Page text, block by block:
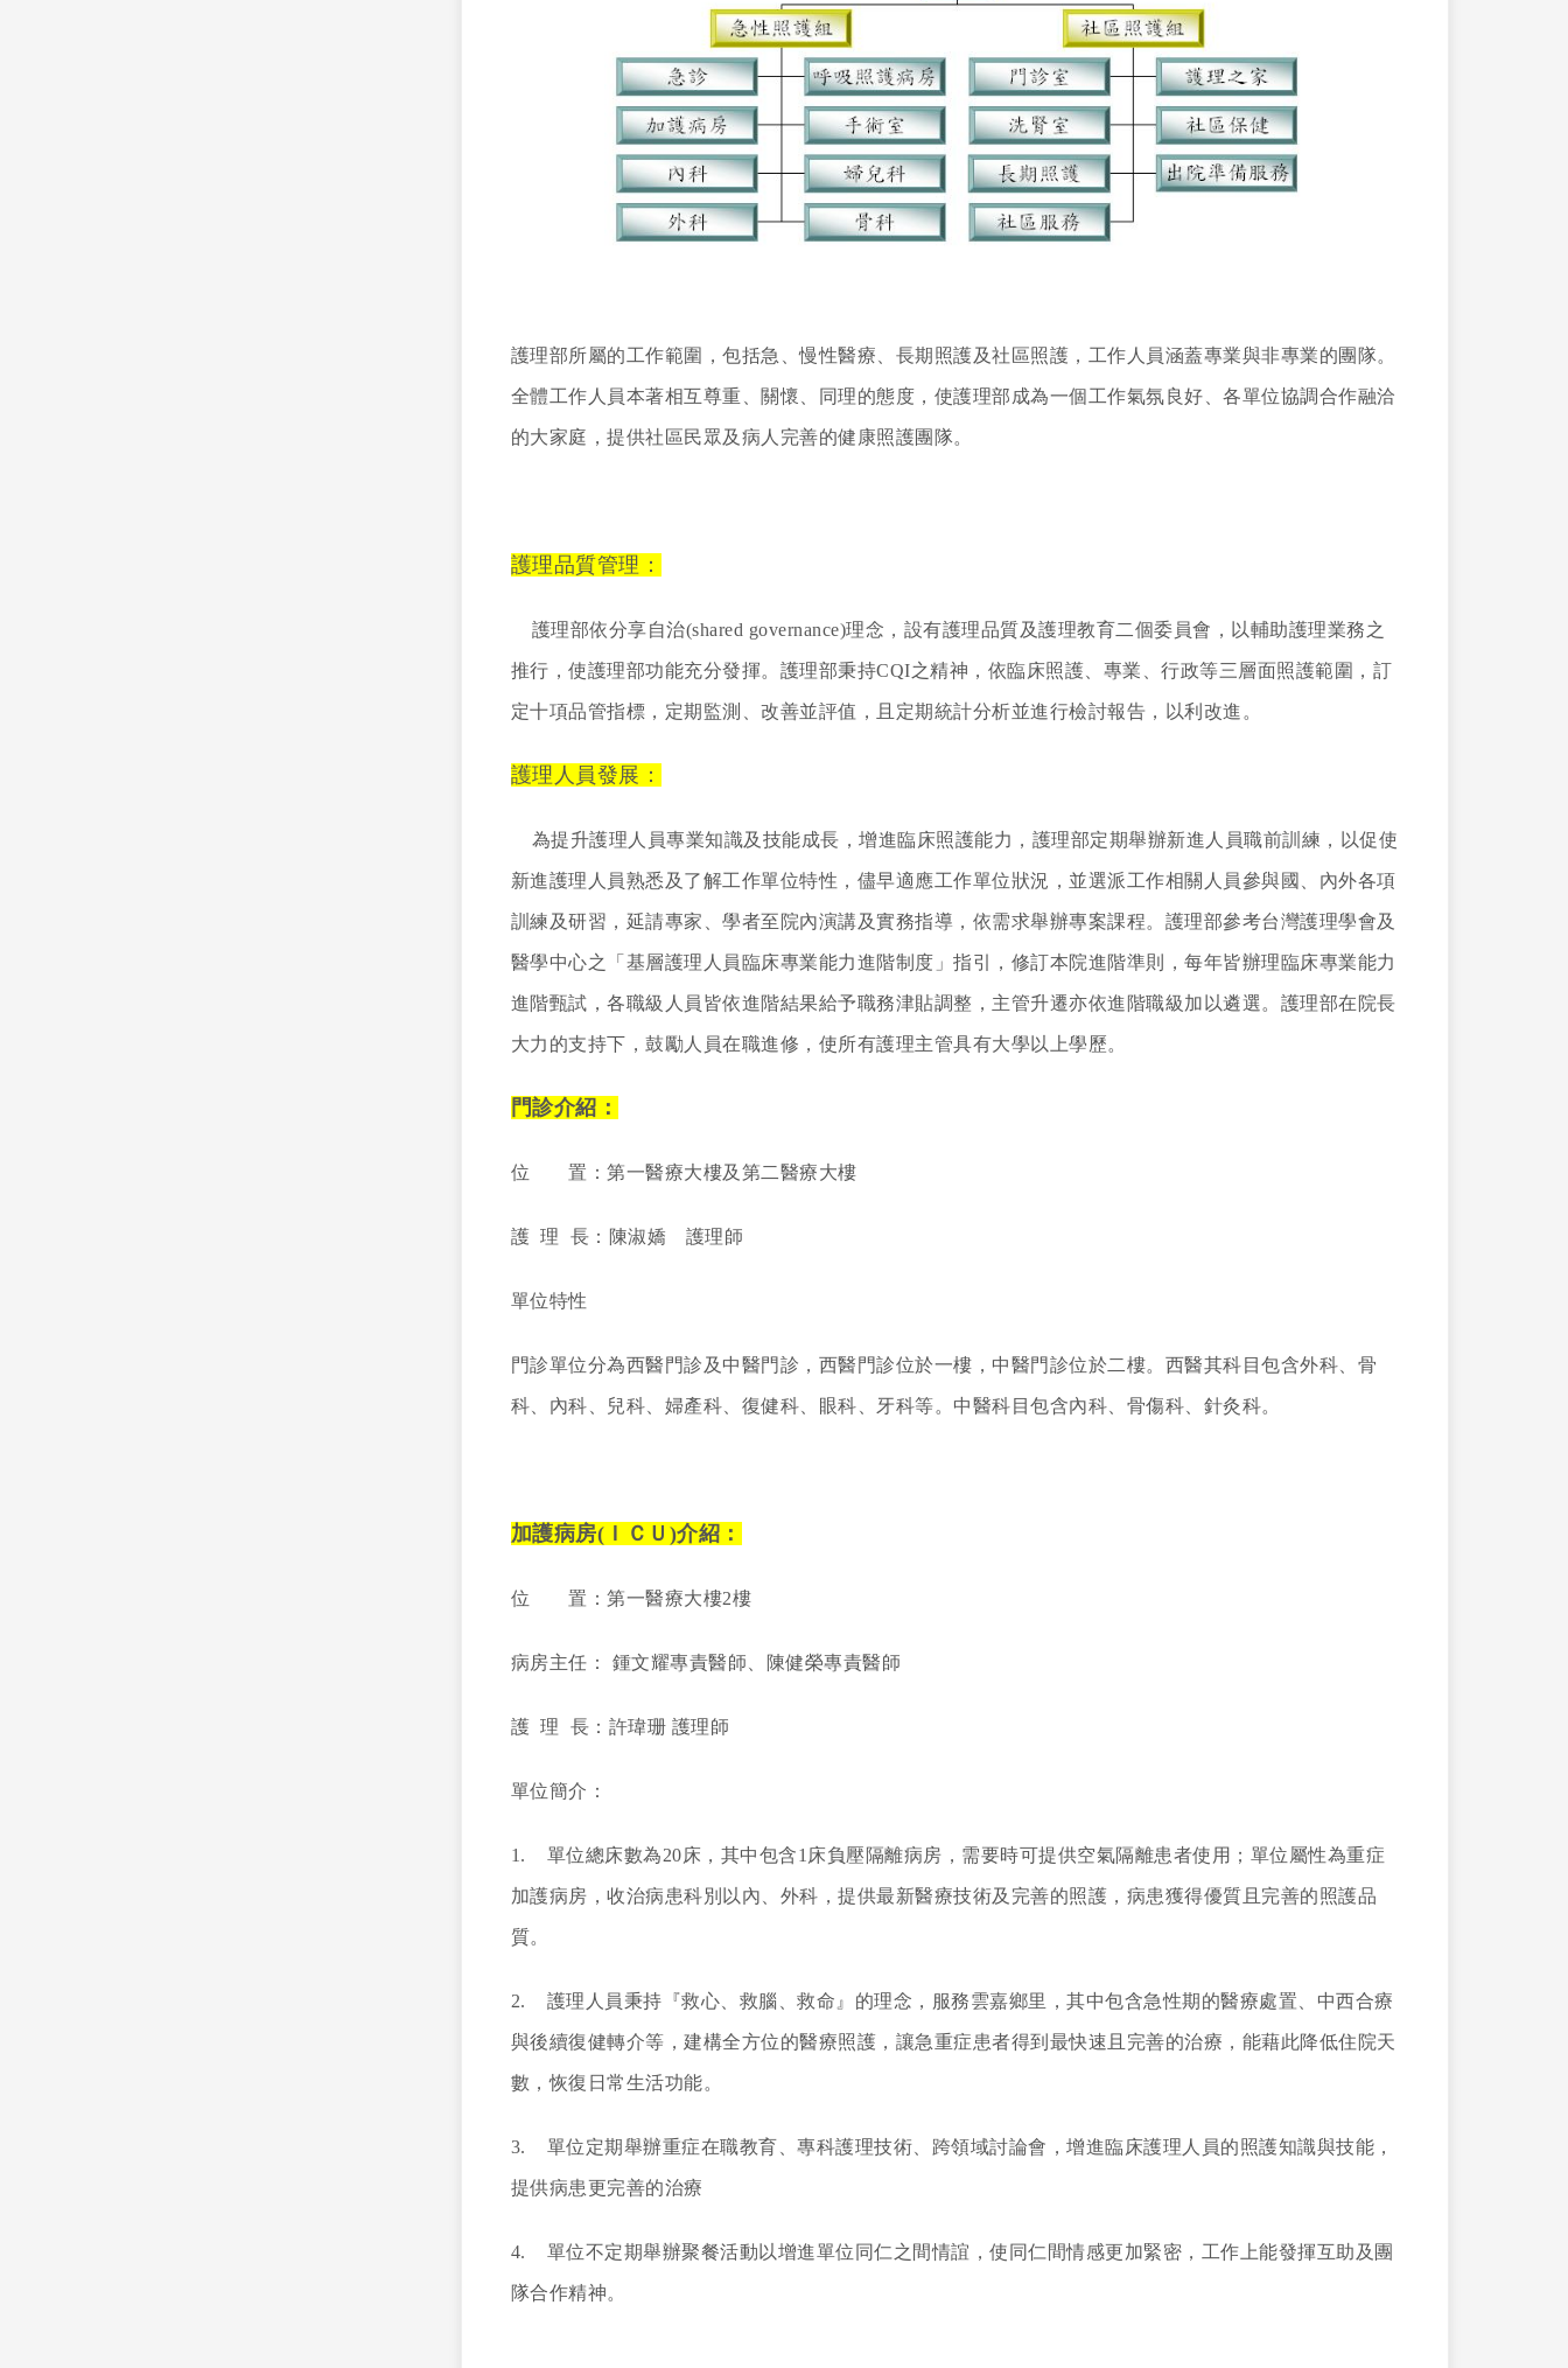
護理部所屬的工作範圍，包括急、慢性醫療、長期照護及社區照護，工作人員涵蓋專業與非專業的團隊。
全體工作人員本著相互尊重、關懷、同理的態度，使護理部成為一個工作氣氛良好、各單位協調合作融洽
的大家庭，提供社區民眾及病人完善的健康照護團隊。
護理品質管理：
護理部依分享自治(shared governance)理念，設有護理品質及護理教育二個委員會，以輔助護理業務之
推行，使護理部功能充分發揮。護理部秉持CQI之精神，依臨床照護、專業、行政等三層面照護範圍，訂
定十項品管指標，定期監測、改善並評值，且定期統計分析並進行檢討報告，以利改進。
護理人員發展：
為提升護理人員專業知識及技能成長，增進臨床照護能力，護理部定期舉辦新進人員職前訓練，以促使
新進護理人員熟悉及了解工作單位特性，儘早適應工作單位狀況，並選派工作相關人員參與國、內外各項
訓練及研習，延請專家、學者至院內演講及實務指導，依需求舉辦專案課程。護理部參考台灣護理學會及
醫學中心之「基層護理人員臨床專業能力進階制度」指引，修訂本院進階準則，每年皆辦理臨床專業能力
進階甄試，各職級人員皆依進階結果給予職務津貼調整，主管升遷亦依進階職級加以遴選。護理部在院長
大力的支持下，鼓勵人員在職進修，使所有護理主管具有大學以上學歷。
門診介紹：
位 置：第一醫療大樓及第二醫療大樓
護 理 長：陳淑嬌 護理師
單位特性
門診單位分為西醫門診及中醫門診，西醫門診位於一樓，中醫門診位於二樓。西醫其科目包含外科、骨
科、內科、兒科、婦產科、復健科、眼科、牙科等。中醫科目包含內科、骨傷科、針灸科。
加護病房(ＩＣＵ)介紹：
位 置：第一醫療大樓2樓
病房主任： 鍾文耀專責醫師、陳健榮專責醫師
護 理 長：許瑋珊 護理師
單位簡介：
1. 單位總床數為20床，其中包含1床負壓隔離病房，需要時可提供空氣隔離患者使用；單位屬性為重症
加護病房，收治病患科別以內、外科，提供最新醫療技術及完善的照護，病患獲得優質且完善的照護品
質。
2. 護理人員秉持『救心、救腦、救命』的理念，服務雲嘉鄉里，其中包含急性期的醫療處置、中西合療
與後續復健轉介等，建構全方位的醫療照護，讓急重症患者得到最快速且完善的治療，能藉此降低住院天
數，恢復日常生活功能。
3. 單位定期舉辦重症在職教育、專科護理技術、跨領域討論會，增進臨床護理人員的照護知識與技能，
提供病患更完善的治療
4. 單位不定期舉辦聚餐活動以增進單位同仁之間情誼，使同仁間情感更加緊密，工作上能發揮互助及團
隊合作精神。